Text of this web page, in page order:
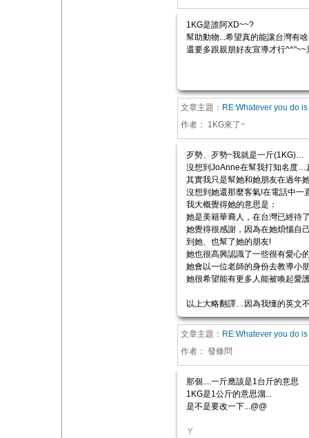
1KG是誰阿XD~~?
幫助動物...希望真的能讓台灣有
還要多跟親朋好友宣導才行
文章主題： RE:Whatever you do
作者：
1KG來了~
歹勢、歹勢~我就是一斤(1KG)…
沒想到JoAnne在幫我打知名度…
其實我只是幫她和她朋友在過年
沒想到她還那麼客氣!在電話中
我大概覺得她的意思是：
她是美籍華裔人，在台灣已經待
她覺得很感謝，因為在她煩惱自
到她、也幫了她的朋友!
她也很高興認識了一些很有愛心
她會以一位老師的身份去教導小
她很希望能有更多人能被喚起愛
以上大略翻譯…因為我懂的英文
文章主題： RE:Whatever you do
作者： 發條問
那個....一斤應該是1台斤的意思
1KG是1公斤的意思溜...
是不是要改一下...@@
ㄚ